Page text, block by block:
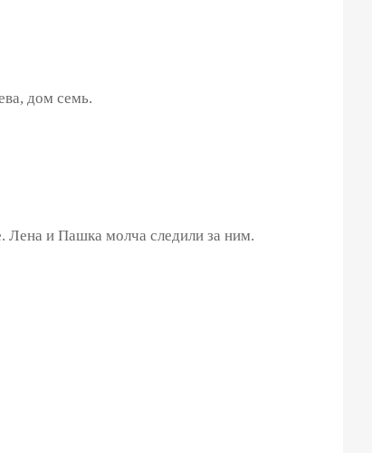
дом семь.
Лена и Пашка молча следили за ним.